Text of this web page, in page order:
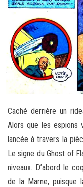
Caché derrière un
Alors que les
lancée à travers la
Le signe du Ghost of
niveaux. D’abord le
de la Marne, puisque